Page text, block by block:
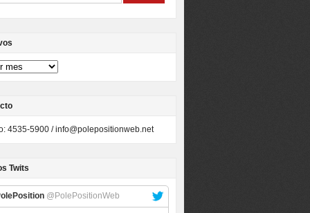
4535-5900 /info@polepositionweb.net
Twits
@PolePositionWeb